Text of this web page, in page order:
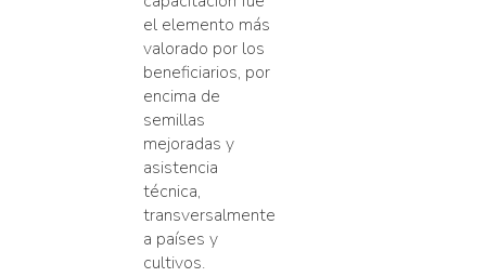
el elemento más
valorado por los
beneficiarios, por
encima de
semillas
mejoradas y
asistencia
técnica,
transversalmente
a países y
cultivos.